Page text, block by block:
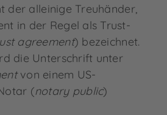
der alleinige Treuhänder,
in der Regel als Trust-
agreement) bezeichnet.
die Unterschrift unter
von einem US-
(notary public)